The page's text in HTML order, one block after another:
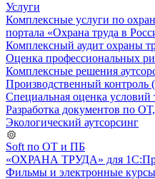
Услуги
Комплексные услуги по
портала «Охрана труда в
Комплексный аудит охраны
Оценка профессиональных
Комплексные решения
Производственный
Специальная оценка условий
Разработка документов по
Экологический аутсорсинг
Soft по ОТ и ПБ
«ОХРАНА ТРУДА» для
Фильмы и электронные